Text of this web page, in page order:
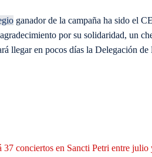
ganador de la campaña ha sido el
por su solidaridad, un
llegar en pocos días la Delegación de
conciertos en Sancti Petri entre julio